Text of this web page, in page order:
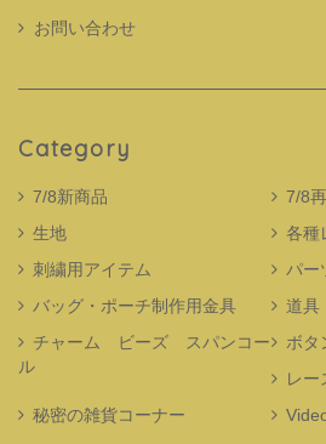
お問い合わせ
Category
7/8新商品
7/8
生地
各
刺繍用アイテム
パー
バッグ・ポーチ制作用金具
道具
チャーム ビーズ スパンコー
ル
ボタ
レ
秘密の雑貨コーナー